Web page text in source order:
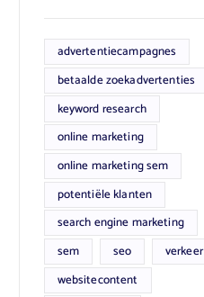
advertentiecampagnes
betaalde zoekadvertenties
keyword research
online marketing
online marketing sem
potentiële klanten
search engine marketing
sem
seo
verkeer
websitecontent